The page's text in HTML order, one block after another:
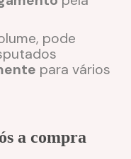
pode
para vários
a compra